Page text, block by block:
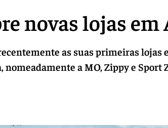
novas lojas em
as suas primeiras lojas
a MO, Zippy e Sport